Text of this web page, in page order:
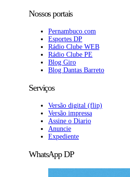
Nossos portais
Pernambuco.com
Esportes DP
Rádio Clube WEB
Rádio Clube PE
Blog Giro
Blog Dantas Barreto
Serviços
Versão digital (flip)
Versão impressa
Assine o Diario
Anuncie
Expediente
WhatsApp DP